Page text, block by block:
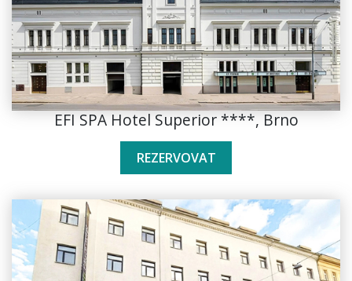
EFI SPA Hotel Superior ****, Brno
REZERVOVAT